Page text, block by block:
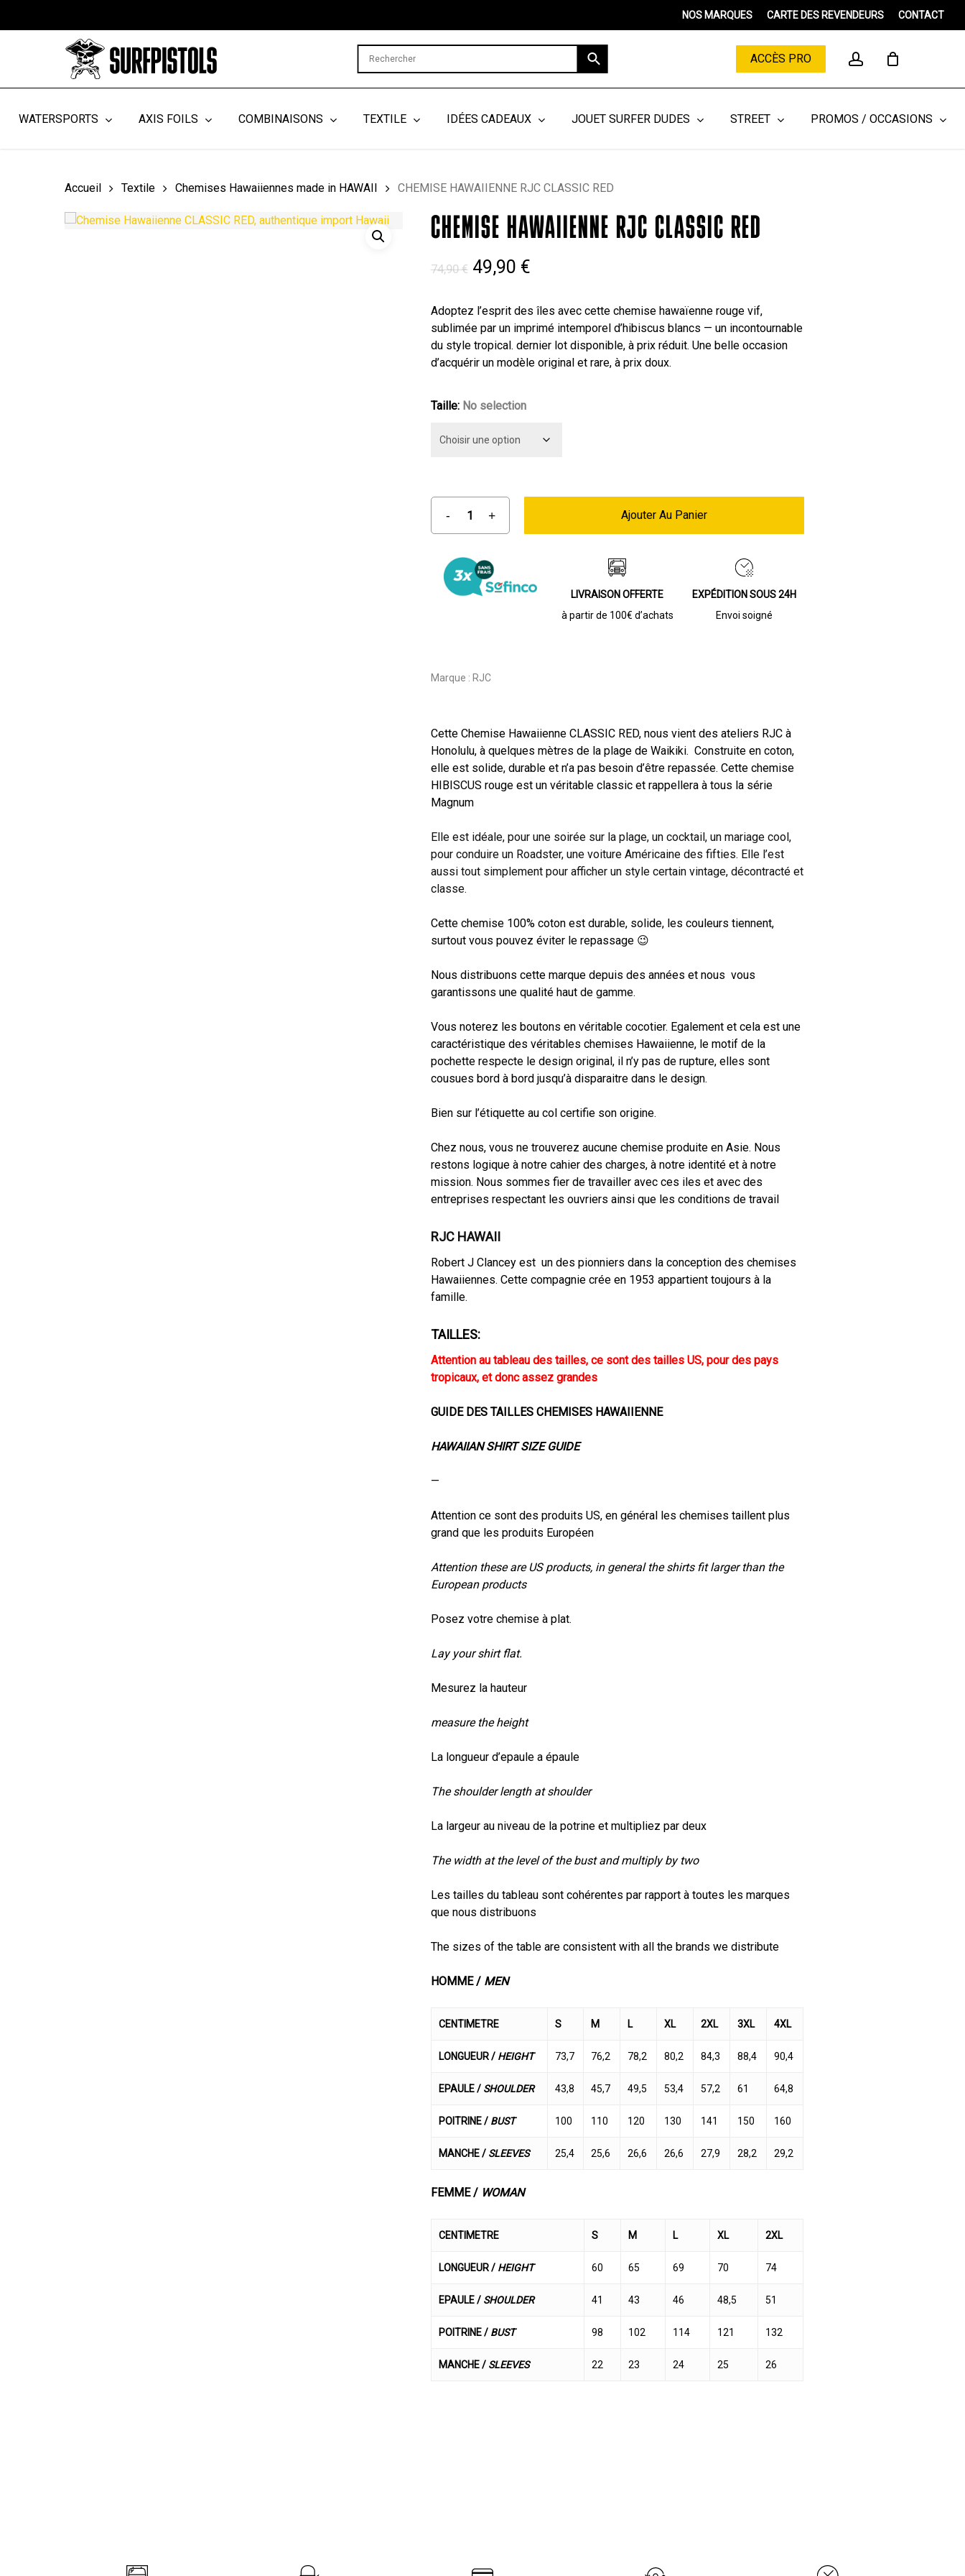
NOS MARQUES CARTE DES REVENDEURS CONTACT
ACCÈS PRO account
WATERSPORTS AXIS FOILS COMBINAISONS TEXTILE IDÉES CADEAUX JOUET SURFER DUDES STREET PROMOS / OCCASIONS
Cart Close
Accueil Textile Chemises Hawaiiennes made in HAWAII CHEMISE HAWAIIENNE RJC CLASSIC RED
CHEMISE HAWAIIENNE RJC CLASSIC RED
74,90€ Le
initial
était :
74,90 €.
49,90 €Le
actuel
est :
49,90 €.
Adoptez l’esprit des îles avec cette chemise hawaïenne rouge vif,
sublimée par un imprimé intemporel d’hibiscus blancs — un incontournable
du style tropical. dernier lot disponible, à prix réduit. Une belle occasion
d’acquérir un modèle original et rare, à prix doux.
Taille: No selection
Ajouter Au Panier
LIVRAISON OFFERTE
à partir de 100€ d’achats
EXPÉDITION SOUS 24H
Envoi soigné
Marque : RJC
Cette Chemise Hawaiienne CLASSIC RED, nous vient des ateliers RJC à
Honolulu, à quelques mètres de la plage de Waikiki. Construite en coton,
elle est solide, durable et n’a pas besoin d’être repassée. Cette chemise
HIBISCUS rouge est un véritable classic et rappellera à tous la série
Magnum
Elle est idéale, pour une soirée sur la plage, un cocktail, un mariage cool,
pour conduire un Roadster, une voiture Américaine des fifties. Elle l’est
aussi tout simplement pour afficher un style certain vintage, décontracté et
classe.
Cette chemise 100% coton est durable, solide, les couleurs tiennent,
surtout vous pouvez éviter le repassage 😉
Nous distribuons cette marque depuis des années et nous vous
garantissons une qualité haut de gamme.
Vous noterez les boutons en véritable cocotier. Egalement et cela est une
caractéristique des véritables chemises Hawaiienne, le motif de la
pochette respecte le design original, il n’y pas de rupture, elles sont
cousues bord à bord jusqu’à disparaitre dans le design.
Bien sur l’étiquette au col certifie son origine.
Chez nous, vous ne trouverez aucune chemise produite en Asie. Nous
restons logique à notre cahier des charges, à notre identité et à notre
mission. Nous sommes fier de travailler avec ces iles et avec des
entreprises respectant les ouvriers ainsi que les conditions de travail
RJC HAWAII
Robert J Clancey est un des pionniers dans la conception des chemises
Hawaiiennes. Cette compagnie crée en 1953 appartient toujours à la
famille.
TAILLES:
Attention au tableau des tailles, ce sont des tailles US, pour des pays
tropicaux, et donc assez grandes
GUIDE DES TAILLES CHEMISES HAWAIIENNE
HAWAIIAN SHIRT SIZE GUIDE
—
Attention ce sont des produits US, en général les chemises taillent plus
grand que les produits Européen
Attention these are US products, in general the shirts fit larger than the
European products
Posez votre chemise à plat.
Lay your shirt flat.
Mesurez la hauteur
measure the height
La longueur d’epaule a épaule
The shoulder length at shoulder
La largeur au niveau de la potrine et multipliez par deux
The width at the level of the bust and multiply by two
Les tailles du tableau sont cohérentes par rapport à toutes les marques
que nous distribuons
The sizes of the table are consistent with all the brands we distribute
HOMME /MEN
CENTIMETRE S M L XL 2XL 3XL 4XL
LONGUEUR / HEIGHT 73,7 76,2 78,2 80,2 84,3 88,4 90,4
EPAULE / SHOULDER 43,8 45,7 49,5 53,4 57,2 61 64,8
POITRINE / BUST 100 110 120 130 141 150 160
MANCHE / SLEEVES 25,4 25,6 26,6 26,6 27,9 28,2 29,2
FEMME / WOMAN
CENTIMETRE S M L XL 2XL
LONGUEUR / HEIGHT 60 65 69 70 74
EPAULE / SHOULDER 41 43 46 48,5 51
POITRINE / BUST 98 102 114 121 132
MANCHE / SLEEVES 22 23 24 25 26
Menu